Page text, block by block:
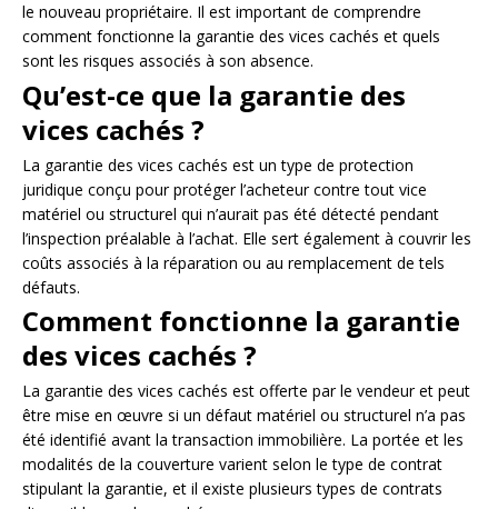
le nouveau propriétaire. Il est important de comprendre
comment fonctionne la garantie des vices cachés et quels
sont les risques associés à son absence.
Qu’est-ce que la garantie des
vices cachés ?
La garantie des vices cachés est un type de protection
juridique conçu pour protéger l’acheteur contre tout vice
matériel ou structurel qui n’aurait pas été détecté pendant
l’inspection préalable à l’achat. Elle sert également à couvrir les
coûts associés à la réparation ou au remplacement de tels
défauts.
Comment fonctionne la garantie
des vices cachés ?
La garantie des vices cachés est offerte par le vendeur et peut
être mise en œuvre si un défaut matériel ou structurel n’a pas
été identifié avant la transaction immobilière. La portée et les
modalités de la couverture varient selon le type de contrat
stipulant la garantie, et il existe plusieurs types de contrats